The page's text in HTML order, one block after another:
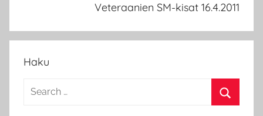
Veteraanien SM-kisat 16.4.2011
Haku
Search